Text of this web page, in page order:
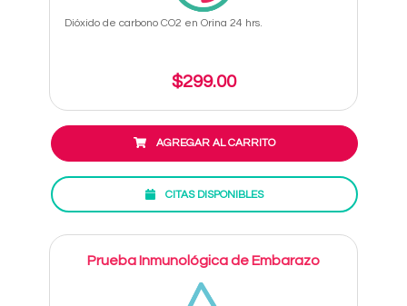
Dióxido de carbono CO2 en Orina 24 hrs.
$299.00
AGREGAR AL CARRITO
CITAS DISPONIBLES
Prueba Inmunológica de Embarazo